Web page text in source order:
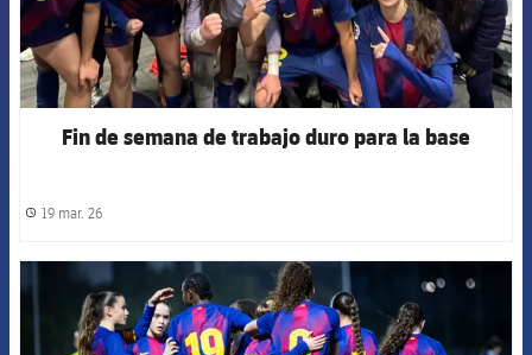
Fin de semana de trabajo duro para la base
label.share.clock
19 mar. 26
FCB Barcelona badge